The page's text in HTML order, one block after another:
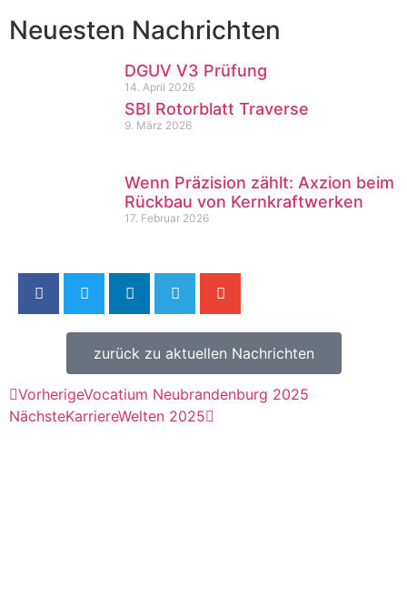
Neuesten Nachrichten
DGUV V3 Prüfung
14. April 2026
SBI Rotorblatt Traverse
9. März 2026
Wenn Präzision zählt: Axzion beim
Rückbau von Kernkraftwerken
17. Februar 2026
zurück zu aktuellen Nachrichten
VorherigeVocatium Neubrandenburg 2025
NächsteKarriereWelten 2025